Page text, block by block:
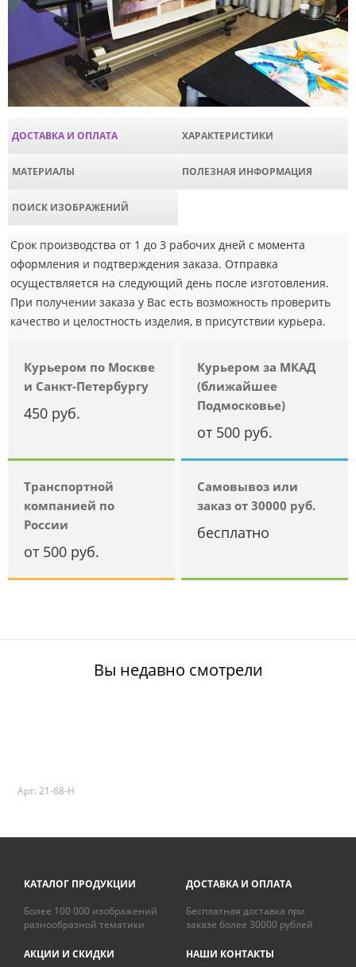
ДОСТАВКА И ОПЛАТА ХАРАКТЕРИСТИКИ
МАТЕРИАЛЫ ПОЛЕЗНАЯ ИНФОРМАЦИЯ
ПОИСК ИЗОБРАЖЕНИЙ
Срок производства от 1 до 3 рабочих дней с момента
оформления и подтверждения заказа. Отправка
осуществляется на следующий день после изготовления.
При получении заказа у Вас есть возможность проверить
качество и целостность изделия, в присутствии курьера.
Курьером по Москве
и Санкт-Петербургу
450 руб.
Курьером за МКАД
(ближайшее
Подмосковье)
от 500 руб.
Транспортной
компанией по
России
от 500 руб.
Самовывоз или
заказ от 30000 руб.
бесплатно
Вы недавно смотрели
Арт: 21-68-H
КАТАЛОГ ПРОДУКЦИИ
Более 100 000 изображений
разнообразной тематики
ДОСТАВКА И ОПЛАТА
Бесплатная доставка при
заказе более 30000 рублей
АКЦИИ И СКИДКИ НАШИ КОНТАКТЫ